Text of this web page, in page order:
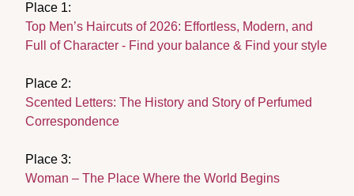
Place 1:
Top Men’s Haircuts of 2026: Effortless, Modern, and
Full of Character - Find your balance & Find your style
Place 2:
Scented Letters: The History and Story of Perfumed
Correspondence
Place 3:
Woman – The Place Where the World Begins